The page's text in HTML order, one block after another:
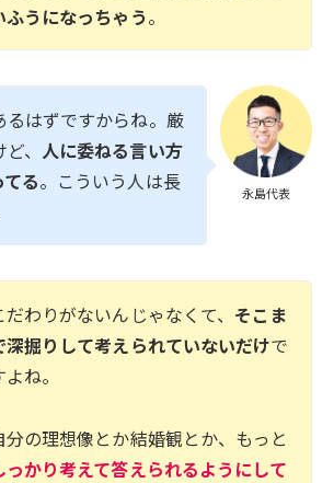
ふうになっちゃう。
永島代表
るはずですからね。厳
、 人に委ねる言い方
る。こういう人は長
だわりがないんじゃなくて、 そこま
深掘りして考えられていないだけで
よね。
分の理想像とか結婚観とか、もっと
っかり考えて答えられるようにして